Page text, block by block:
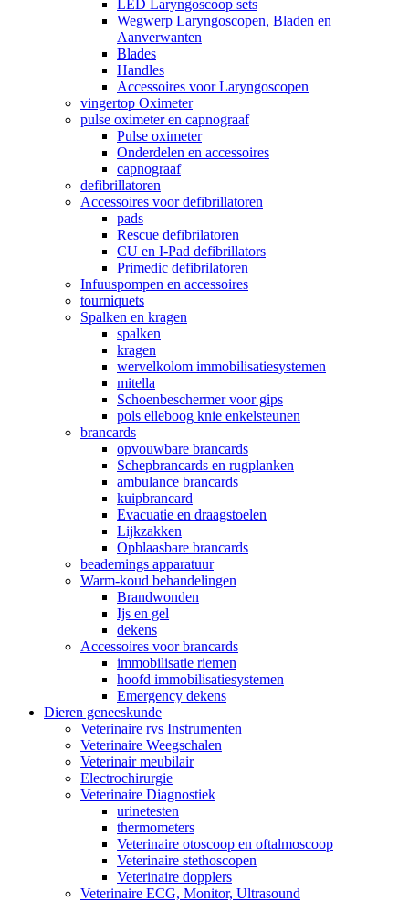
LED Laryngoscoop sets
Wegwerp Laryngoscopen, Bladen en
Aanverwanten
Blades
Handles
Accessoires voor Laryngoscopen
vingertop Oximeter
pulse oximeter en capnograaf
Pulse oximeter
Onderdelen en accessoires
capnograaf
defibrillatoren
Accessoires voor defibrillatoren
pads
Rescue defibrilatoren
CU en I-Pad defibrillators
Primedic defibrilatoren
Infuuspompen en accessoires
tourniquets
Spalken en kragen
spalken
kragen
wervelkolom immobilisatiesystemen
mitella
Schoenbeschermer voor gips
pols elleboog knie enkelsteunen
brancards
opvouwbare brancards
Schepbrancards en rugplanken
ambulance brancards
kuipbrancard
Evacuatie en draagstoelen
Lijkzakken
Opblaasbare brancards
beademings apparatuur
Warm-koud behandelingen
Brandwonden
Ijs en gel
dekens
Accessoires voor brancards
immobilisatie riemen
hoofd immobilisatiesystemen
Emergency dekens
Dieren geneeskunde
Veterinaire rvs Instrumenten
Veterinaire Weegschalen
Veterinair meubilair
Electrochirurgie
Veterinaire Diagnostiek
urinetesten
thermometers
Veterinaire otoscoop en oftalmoscoop
Veterinaire stethoscopen
Veterinaire dopplers
Veterinaire ECG, Monitor, Ultrasound